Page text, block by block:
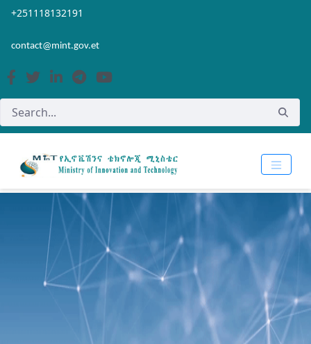
Skip to Main Content
Open Accessibility Menu
+251118132191
contact@mint.gov.et